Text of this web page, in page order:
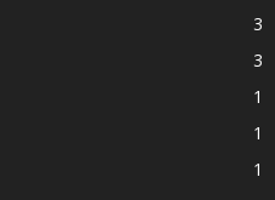
3
3
1
1
1